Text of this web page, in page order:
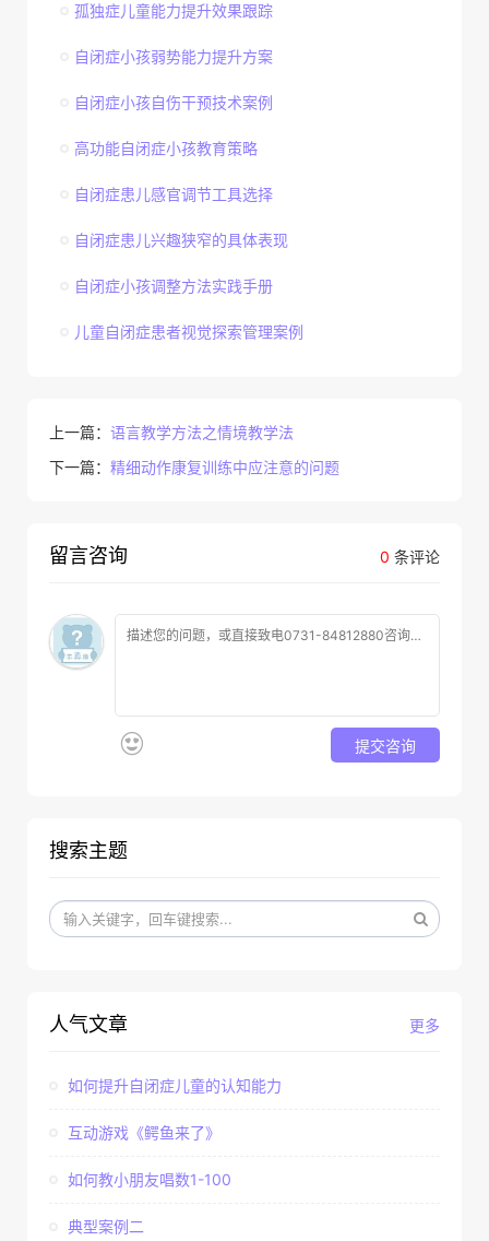
孤独症儿童能力提升效果跟踪
自闭症小孩弱势能力提升方案
自闭症小孩自伤干预技术案例
高功能自闭症小孩教育策略
自闭症患儿感官调节工具选择
自闭症患儿兴趣狭窄的具体表现
自闭症小孩调整方法实践手册
儿童自闭症患者视觉探索管理案例
上一篇： 语言教学方法之情境教学法
下一篇： 精细动作康复训练中应注意的问题
0 条评论
留言咨询
提交咨询
搜索主题
更多
人气文章
如何提升自闭症儿童的认知能力
互动游戏《鳄鱼来了》
如何教小朋友唱数1-100
典型案例二